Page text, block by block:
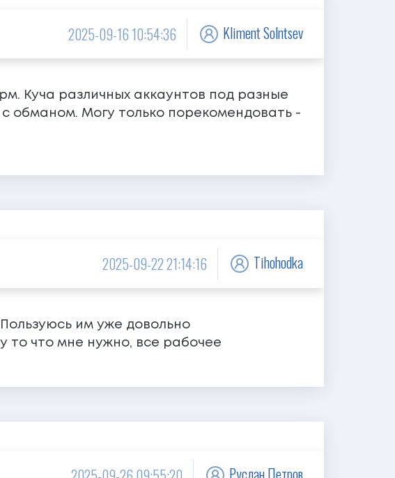
2025-09-16 10:54:36 Kliment Solntsev
Куча различных аккаунтов под разные
с обманом. Могу только порекомендовать -
2025-09-22 21:14:16 Tihohodka
им уже довольно
то что мне нужно, все рабочее
Руслан Петров